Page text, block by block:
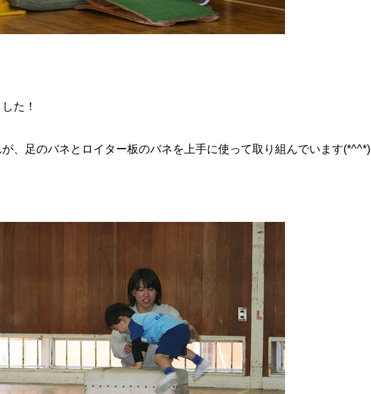
た！
、足のバネとロイター板のバネを上手に使って取り組んでいます(*^^*)